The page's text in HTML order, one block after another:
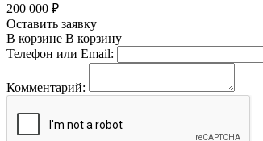
200 000 ₽
Оставить заявку
В корзине В корзину
Телефон или Email:
Комментарий: